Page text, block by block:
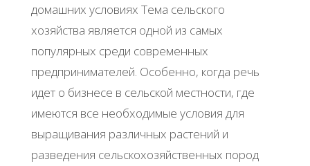
домашних условиях Тема сельского
хозяйства является одной из самых
популярных среди современных
предпринимателей. Особенно, когда речь
идет о бизнесе в сельской местности, где
имеются все необходимые условия для
выращивания различных растений и
разведения сельскохозяйственных пород